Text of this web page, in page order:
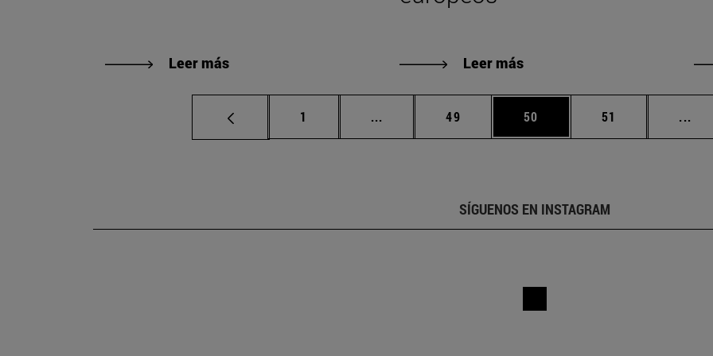
Leer más Leer más
Página
1 ... Páginas intermedias Use TAB para desplazarse.
Página
49 Página
50 Página
51 ...
SÍGUENOS EN INSTAGRAM